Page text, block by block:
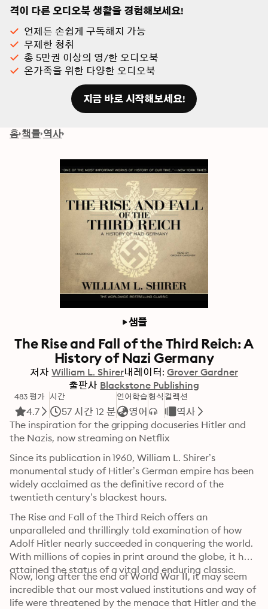
격이 다른 오디오북 생활을 경험해보세요!
언제든 손쉽게 구독해지 가능
무제한 청취
총 5만권 이상의 영/한 오디오북
온가족을 위한 다양한 오디오북
지금 바로 시작해보세요!
홈 책들 역사
샘플
The Rise and Fall of the Third Reich: A
History of Nazi Germany
저자 William L. Shirer내레이터: Grover Gardner
출판사 Blackstone Publishing
483 평가
4.7
시간
57 시간 12 분
언어학습
영어
형식 컬렉션
역사
The inspiration for the gripping docuseries Hitler and
the Nazis, now streaming on Netflix
Since its publication in 1960, William L. Shirer’s
monumental study of Hitler’s German empire has been
widely acclaimed as the definitive record of the
twentieth century’s blackest hours.
The Rise and Fall of the Third Reich offers an
unparalleled and thrillingly told examination of how
Adolf Hitler nearly succeeded in conquering the world.
With millions of copies in print around the globe, it has
attained the status of a vital and enduring classic.
Now, long after the end of World War II, it may seem
incredible that our most valued institutions and way of
life were threatened by the menace that Hitler and the